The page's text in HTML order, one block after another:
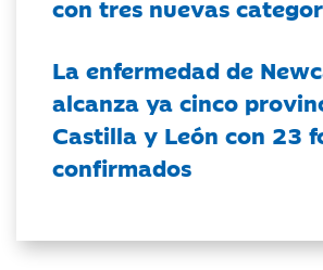
con tres nuevas
La enfermedad de
alcanza ya cinco
Castilla y León con 23
confirmados